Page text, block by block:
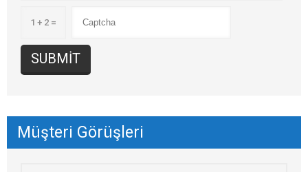
1 + 2 =
Müşteri Görüşleri